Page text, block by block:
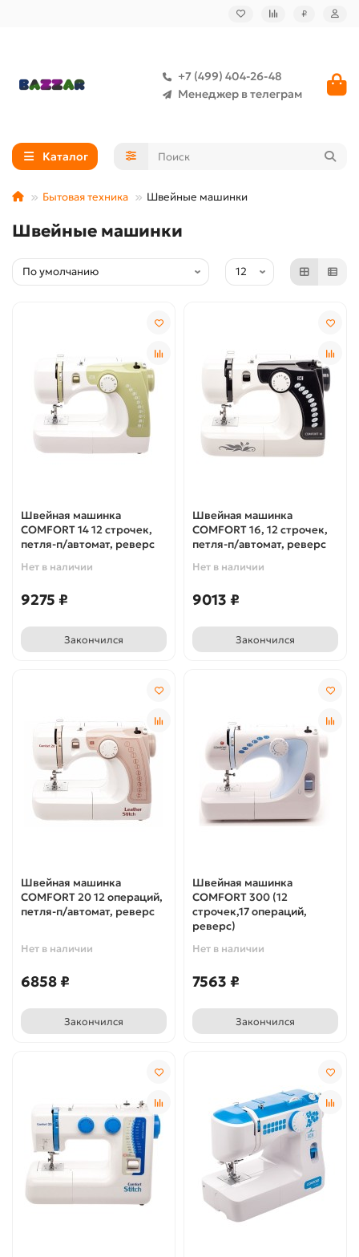
₽
+7 (499) 404-26-48
Менеджер в телеграм
Каталог
Бытовая техника Швейные машинки
Швейные машинки
Швейная машинка
COMFORT 14 12 строчек,
петля-п/автомат, реверс
Нет в наличии
9275 ₽
Закончился
Швейная машинка
COMFORT 16, 12 строчек,
петля-п/автомат, реверс
Нет в наличии
9013 ₽
Закончился
Швейная машинка
COMFORT 20 12 операций,
петля-п/автомат, реверс
Нет в наличии
6858 ₽
Закончился
Швейная машинка
COMFORT 300 (12
строчек,17 операций,
реверс)
Нет в наличии
7563 ₽
Закончился